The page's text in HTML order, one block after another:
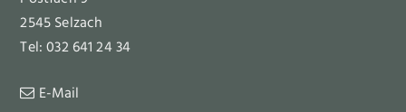
2545 Selzach
Tel: 032 641 24 34
E-Mail